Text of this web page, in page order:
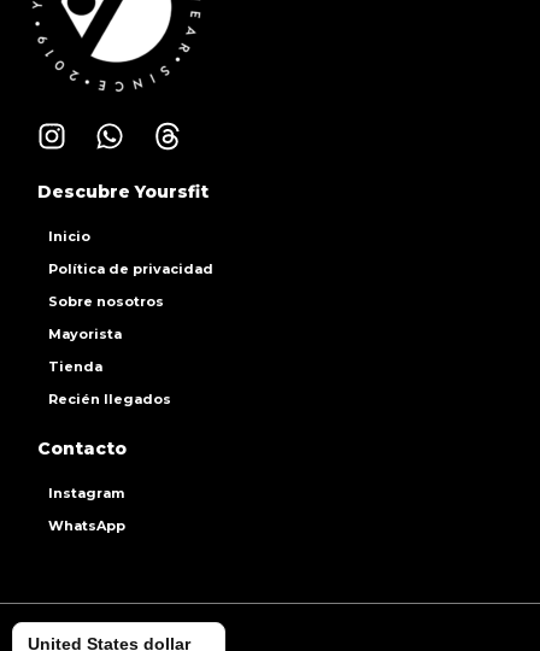
Inicio
Política de privacidad
Sobre nosotros
Mayorista
Tienda
Recién llegados
Descubre Yoursfit
Instagram
WhatsApp
Contacto
United States dollar